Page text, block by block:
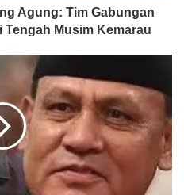
Agung: Tim Gabungan
Tengah Musim Kemarau